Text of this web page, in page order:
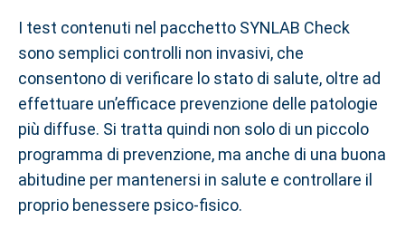
I test contenuti nel pacchetto SYNLAB Check
sono semplici controlli non invasivi, che
consentono di verificare lo stato di salute, oltre ad
effettuare un’efficace prevenzione delle patologie
più diffuse. Si tratta quindi non solo di un piccolo
programma di prevenzione, ma anche di una buona
abitudine per mantenersi in salute e controllare il
proprio benessere psico-fisico.